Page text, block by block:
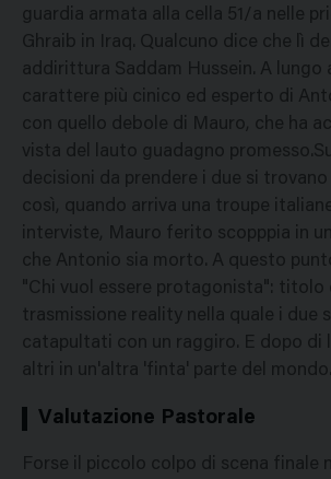
guardia armata alla cella 51/a nelle
Ghraib in Iraq. Qualcuno dice che lì
addirittura Saddam Hussein. A lungo
carattere più cinico ed esperto di
con quello debole di Mauro, che ha
vista del lauto guadagno
decisioni da prendere i due si
così, quando arriva una troupe
interviste, Mauro ferito scopppia in
che Antonio sia morto. A questo
"Chi vuol essere protagonista": titolo
trasmissione reality nella quale i due
catapultati con un raggiro. E dopo di
altri in un'altra 'finta' parte del mondo.
Valutazione Pastorale
Forse il piccolo colpo di scena finale